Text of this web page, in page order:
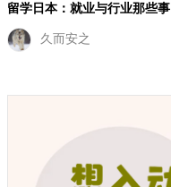
留学日本：就业与行业那些事
久而安之